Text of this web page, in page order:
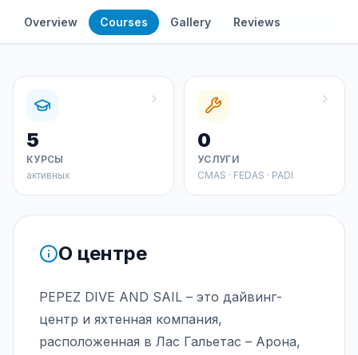
Overview Courses Gallery Reviews
5
КУРСЫ
активных
0
УСЛУГИ
CMAS · FEDAS · PADI
О центре
PEPEZ DIVE AND SAIL – это дайвинг-
центр и яхтенная компания,
расположенная в Лас Гальетас – Арона,